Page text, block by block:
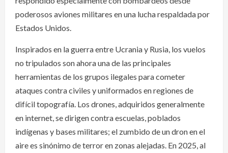
poderosos aviones militares en una lucha respaldada por
Estados Unidos.
Inspirados en la guerra entre Ucrania y Rusia, los vuelos
no tripulados son ahora una de las principales
herramientas de los grupos ilegales para cometer
ataques contra civiles y uniformados en regiones de
difícil topografía. Los drones, adquiridos generalmente
en internet, se dirigen contra escuelas, poblados
indígenas y bases militares; el zumbido de un dron en el
aire es sinónimo de terror en zonas alejadas. En 2025, al